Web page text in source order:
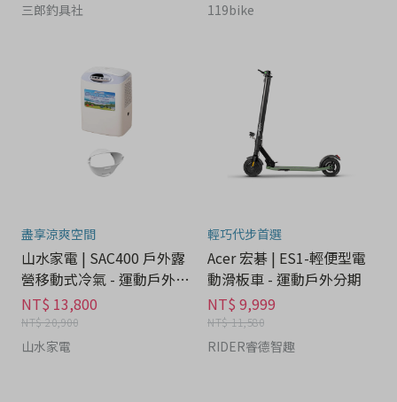
三郎釣具社 119bike
盡享涼爽空間
山水家電 | SAC400 戶外露
營移動式冷氣 - 運動戶外分
期
NT$ 13,800
NT$ 20,900
山水家電
輕巧代步首選
Acer 宏碁 | ES1-輕便型電
動滑板車 - 運動戶外分期
NT$ 9,999
NT$ 11,580
RIDER睿德智趣